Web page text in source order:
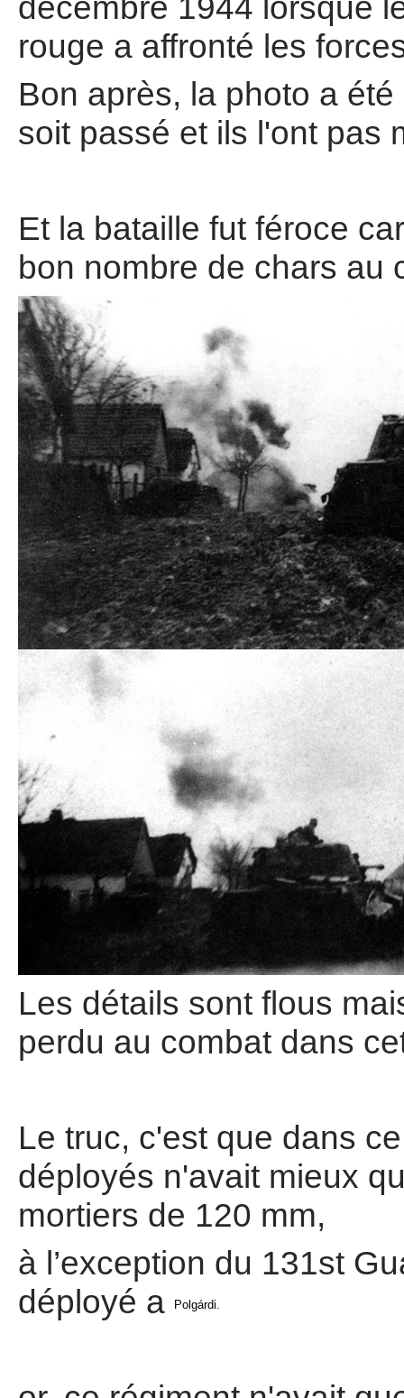
rouge a affronté les
Bon après, la photo a
soit passé et ils l'ont pas
Et la bataille fut féroce
bon nombre de chars au
Les détails sont flous
perdu au combat dans
Le truc, c'est que dans
déployés n'avait mieux
mortiers de 120 mm,
à l’exception du 131st
déployé a
Polgárdi.